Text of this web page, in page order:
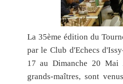
La 35ème édition du
par le Club d'Echecs
17 au Dimanche 20 Mai
grands-maîtres, sont